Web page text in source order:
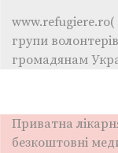
групи
громадянам
Приватна
безкоштовні